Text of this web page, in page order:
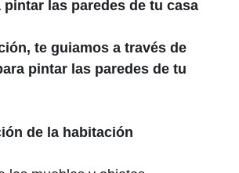
pintar las paredes de tu casa
te guiamos a través de
pintar las paredes de tu
de la habitación